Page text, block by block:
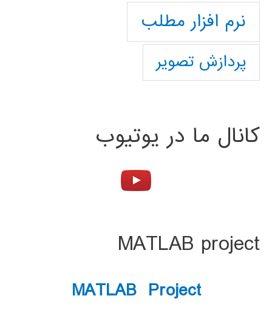
نرم افزار مطلب
پردازش تصویر
کانال ما در یوتیوب
MATLAB project
MATLAB Project